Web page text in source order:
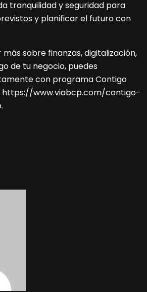
tranquilidad y seguridad para
y planificar el futuro con
sobre finanzas, digitalización,
de tu negocio, puedes
con programa Contigo
https://www.viabcp.com/contigo-